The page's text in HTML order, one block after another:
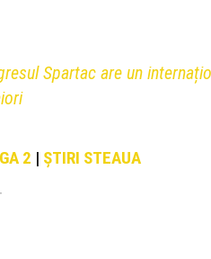
Spartac are un
2 | ȘTIRI STEAUA